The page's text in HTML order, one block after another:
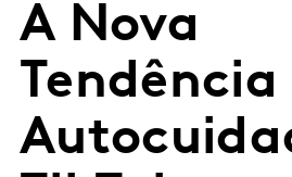
A Nova
Tendência